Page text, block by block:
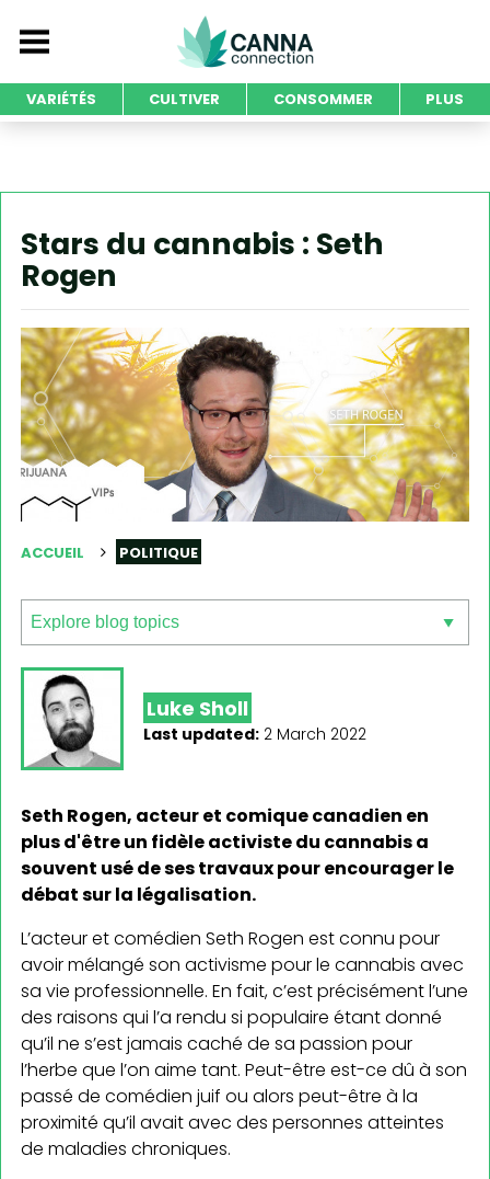
VARIÉTÉS CULTIVER CONSOMMER PLUS
Stars du cannabis : Seth
Rogen
ACCUEIL POLITIQUE
Luke Sholl
Last updated: 2 March 2022
Seth Rogen, acteur et comique canadien en
plus d'être un fidèle activiste du cannabis a
souvent usé de ses travaux pour encourager le
débat sur la légalisation.
L’acteur et comédien Seth Rogen est connu pour
avoir mélangé son activisme pour le cannabis avec
sa vie professionnelle. En fait, c’est précisément l’une
des raisons qui l’a rendu si populaire étant donné
qu’il ne s’est jamais caché de sa passion pour
l’herbe que l’on aime tant. Peut-être est-ce dû à son
passé de comédien juif ou alors peut-être à la
proximité qu’il avait avec des personnes atteintes
de maladies chroniques.